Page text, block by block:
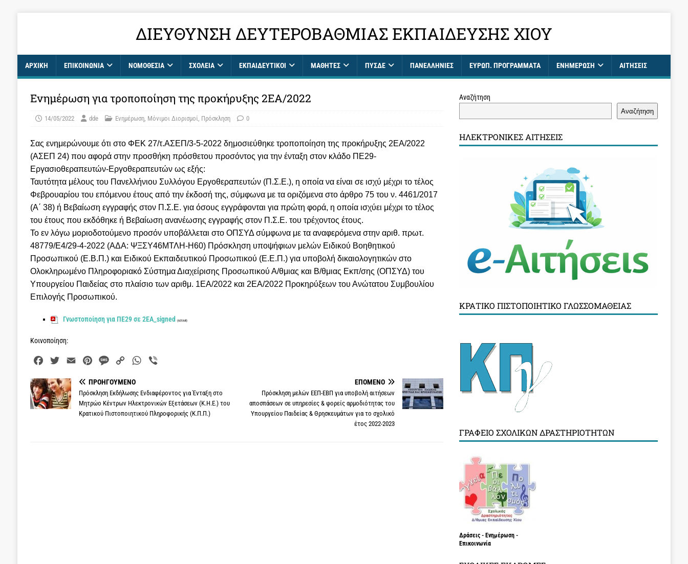
ΔΙΕΎΘΥΝΣΗ ΔΕΥΤΕΡΟΒΆΘΜΙΑΣ ΕΚΠΑΊΔΕΥΣΗΣ ΧΊΟΥ
ΑΡΧΙΚΉ ΕΠΙΚΟΙΝΩΝΊΑ ΝΟΜΟΘΕΣΙΑ ΣΧΟΛΕΊΑ ΕΚΠΑΙΔΕΥΤΙΚΟΊ ΜΑΘΗΤΈΣ ΠΥΣΔΕ ΠΑΝΕΛΛΉΝΙΕΣ ΕΥΡΩΠ. ΠΡΟΓΡΑΜΜΑΤΑ ΕΝΗΜΈΡΩΣΗ ΑΙΤΉΣΕΙΣ
Ενημέρωση για τροποποίηση της προκήρυξης 2ΕΑ/2022
14/05/2022 dde Ενημέρωση, Μόνιμοι Διορισμοί, Πρόσκληση 0
Σας ενημερώνουμε ότι στο ΦΕΚ 27/τ.ΑΣΕΠ/3-5-2022 δημοσιεύθηκε τροποποίηση της προκήρυξης 2ΕΑ/2022
(ΑΣΕΠ 24) που αφορά στην προσθήκη πρόσθετου προσόντος για την ένταξη στον κλάδο ΠΕ29-
Εργασιοθεραπευτών-Εργοθεραπευτών ως εξής:
Ταυτότητα μέλους του Πανελλήνιου Συλλόγου Εργοθεραπευτών (Π.Σ.Ε.), η οποία να είναι σε ισχύ μέχρι το τέλος
Φεβρουαρίου του επόμενου έτους από την έκδοσή της, σύμφωνα με τα οριζόμενα στο άρθρο 75 του ν. 4461/2017
(Α΄ 38) ή Βεβαίωση εγγραφής στον Π.Σ.Ε. για όσους εγγράφονται για πρώτη φορά, η οποία ισχύει μέχρι το τέλος
του έτους που εκδόθηκε ή Βεβαίωση ανανέωσης εγγραφής στον Π.Σ.Ε. του τρέχοντος έτους.
Το εν λόγω μοριοδοτούμενο προσόν υποβάλλεται στο ΟΠΣΥΔ σύμφωνα με τα αναφερόμενα στην αριθ. πρωτ.
48779/Ε4/29-4-2022 (ΑΔΑ: ΨΞΣΥ46ΜΤΛΗ-Η60) Πρόσκληση υποψήφιων μελών Ειδικού Βοηθητικού
Προσωπικού (Ε.Β.Π.) και Ειδικού Εκπαιδευτικού Προσωπικού (Ε.Ε.Π.) για υποβολή δικαιολογητικών στο
Ολοκληρωμένο Πληροφοριακό Σύστημα Διαχείρισης Προσωπικού Α/θμιας και Β/θμιας Εκπ/σης (ΟΠΣΥΔ) του
Υπουργείου Παιδείας στο πλαίσιο των αριθμ. 1ΕA/2022 και 2ΕA/2022 Προκηρύξεων του Ανώτατου Συμβουλίου
Επιλογής Προσωπικού.
Γνωστοποίηση για ΠΕ29 σε 2ΕΑ_signed (605 kB)
Κοινοποίηση:
c
e
b
i
t
t
a
n
t
M
s
s
p
y
W
t
s
e
ΠΡΟΗΓΟΎΜΕΝΟ
Πρόσκληση Εκδήλωσης Ενδιαφέροντος για Ένταξη στο
Μητρώο Κέντρων Ηλεκτρονικών Εξετάσεων (Κ.Η.Ε.) του
Κρατικού Πιστοποιητικού Πληροφορικής (Κ.Π.Π.)
ΕΠΌΜΕΝΟ
Πρόσκληση μελών ΕΕΠ-ΕΒΠ για υποβολή αιτήσεων
αποσπάσεων σε υπηρεσίες & φορείς αρμοδιότητας του
Υπουργείου Παιδείας & Θρησκευμάτων για το σχολικό
έτος 2022-2023
Αναζήτηση
Αναζήτηση
ΗΛΕΚΤΡΟΝΙΚΈΣ ΑΙΤΉΣΕΙΣ
ΚΡΑΤΙΚΌ ΠΙΣΤΟΠΟΙΗΤΙΚΌ ΓΛΩΣΣΟΜΆΘΕΙΑΣ
ΓΡΑΦΕΊΟ ΣΧΟΛΙΚΏΝ ΔΡΑΣΤΗΡΙΟΤΉΤΩΝ
Δράσεις - Ενημέρωση -
Επικοινωνία